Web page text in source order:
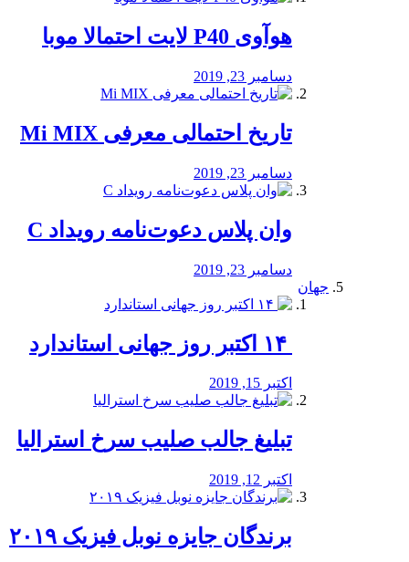
هوآوی P40 لایت احتمالا موبا
دسامبر 23, 2019
تاریخ احتمالی معرفی Mi MIX
دسامبر 23, 2019
وان پلاس دعوت‌نامه رویداد C
دسامبر 23, 2019
جهان
اکتبر 15, 2019
تبلیغ جالب صلیب سرخ استرالیا
اکتبر 12, 2019
برندگان جایزه نوبل فیزیک ۲۰۱۹